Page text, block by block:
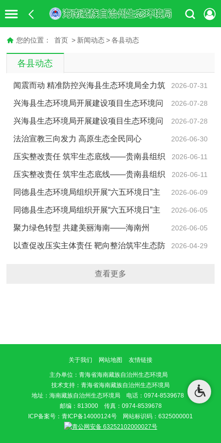
您的位置： 首页 > 新闻动态 > 各县动态
各县动态
2026-07-31
闻震而动 精准防控兴海县生态环境局全力筑
牢震后生态环境安全防线 2026-07-28
兴海县生态环境局开展建设项目生态环境问
题排查整治活动 2026-07-28
兴海县生态环境局开展建设项目生态环境问
题排查整治活动 2026-06-30
法治宣教三向发力 高原生态全民同心
2026-06-11
压实整改责任 筑牢生态底线——贵南县组织
召开生态环保督察整改工作调度会 2026-06-11
压实整改责任 筑牢生态底线——贵南县组织
召开生态环保督察整改工作调度会 2026-06-09
同德县生态环境局组织开展“六五环境日”主
题宣传活动 2026-06-05
同德县生态环境局组织开展“六五环境日”主
题宣传活动 2026-06-05
聚力绿色转型 共建美丽海南——海南州
2026年六五环境日系列宣传活动在贵南圆满举办2026-04-29
以查促改压实主体责任 靶向整治筑牢生态防
查看更多
关于我们 网站地图 友情链接
主办单位 ：青海省海南藏族自治州生态环境局
技术支持：青海省海南藏族自治州生态环境局
地址：海南藏族自治州生态环境局 电话：0974-8539678
邮编：813000 传真：0974-8539678
ICP备案号： 青ICP备14000124号 网站标识码：6325000001
青公网安备 63252102000027号